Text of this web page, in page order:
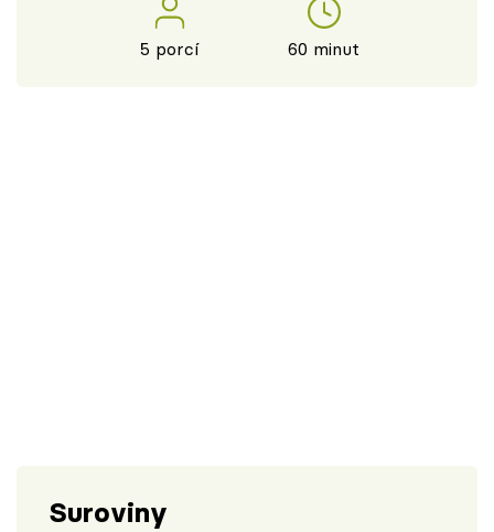
5 porcí 60 minut
Suroviny